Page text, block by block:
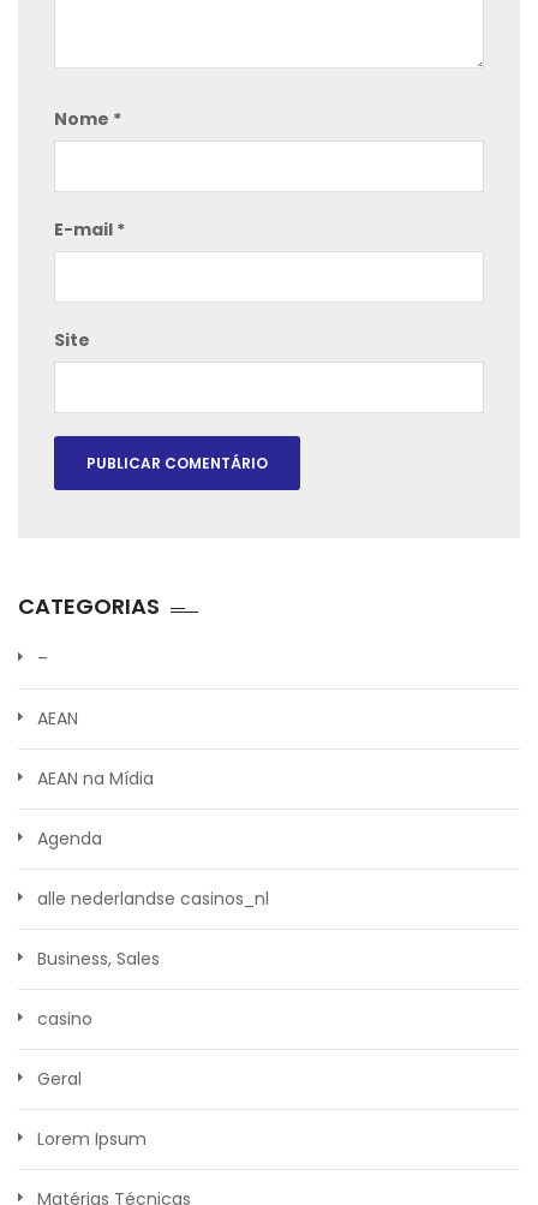
Nome *
E-mail *
Site
CATEGORIAS
–
AEAN
AEAN na Mídia
Agenda
alle nederlandse casinos_nl
Business, Sales
casino
Geral
Lorem Ipsum
Matérias Técnicas